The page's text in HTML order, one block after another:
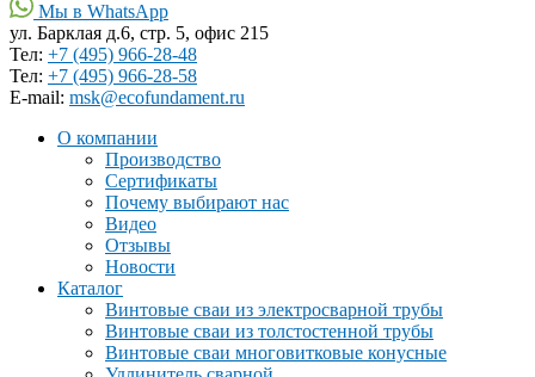
Мы в WhatsApp
ул. Барклая д.6, стр. 5, офис 215
Тел: +7 (495) 966-28-48
Тел: +7 (495) 966-28-58
Е-mail: msk@ecofundament.ru
О компании
Производство
Сертификаты
Почему выбирают нас
Видео
Отзывы
Новости
Каталог
Винтовые сваи из электросварной трубы
Винтовые сваи из толстостенной трубы
Винтовые сваи многовитковые конусные